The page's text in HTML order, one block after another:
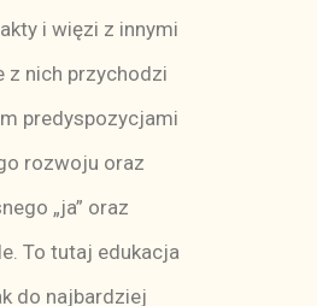
i więzi z innymi
z nich przychodzi
predyspozycjami
rozwoju oraz
„ja” oraz
To tutaj edukacja
do najbardziej